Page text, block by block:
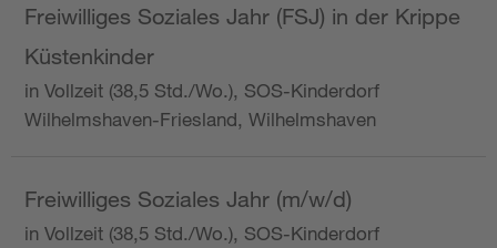
Freiwilliges Soziales Jahr (FSJ) in der Krippe
Küstenkinder
in Vollzeit (38,5 Std./Wo.), SOS-Kinderdorf
Wilhelmshaven-Friesland, Wilhelmshaven
Freiwilliges Soziales Jahr (m/w/d)
in Vollzeit (38,5 Std./Wo.), SOS-Kinderdorf